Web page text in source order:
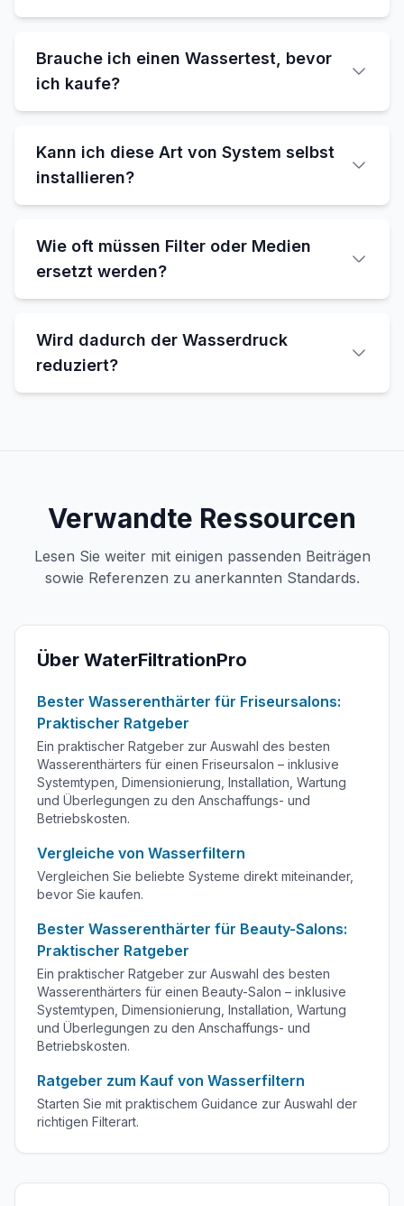
Brauche ich einen Wassertest, bevor
ich kaufe?
Kann ich diese Art von System selbst
installieren?
Wie oft müssen Filter oder Medien
ersetzt werden?
Wird dadurch der Wasserdruck
reduziert?
Verwandte Ressourcen
Lesen Sie weiter mit einigen passenden Beiträgen
sowie Referenzen zu anerkannten Standards.
Über WaterFiltrationPro
Bester Wasserenthärter für Friseursalons:
Praktischer Ratgeber
Ein praktischer Ratgeber zur Auswahl des besten
Wasserenthärters für einen Friseursalon – inklusive
Systemtypen, Dimensionierung, Installation, Wartung
und Überlegungen zu den Anschaffungs- und
Betriebskosten.
Vergleiche von Wasserfiltern
Vergleichen Sie beliebte Systeme direkt miteinander,
bevor Sie kaufen.
Bester Wasserenthärter für Beauty-Salons:
Praktischer Ratgeber
Ein praktischer Ratgeber zur Auswahl des besten
Wasserenthärters für einen Beauty-Salon – inklusive
Systemtypen, Dimensionierung, Installation, Wartung
und Überlegungen zu den Anschaffungs- und
Betriebskosten.
Ratgeber zum Kauf von Wasserfiltern
Starten Sie mit praktischem Guidance zur Auswahl der
richtigen Filterart.